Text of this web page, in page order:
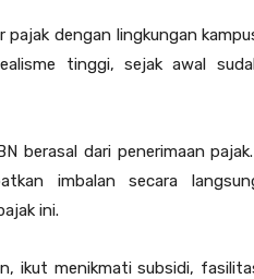
pajak dengan lingkungan
tinggi, sejak awal
berasal dari penerimaan
imbalan secara
ini.
ikut menikmati subsidi,